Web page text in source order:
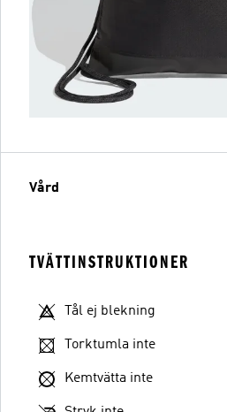
Vård
TVÄTTINSTRUKTIONER
Tål ej blekning
Torktumla inte
Kemtvätta inte